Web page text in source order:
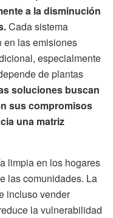
a la disminución
Cada sistema
en las emisiones
especialmente
de plantas
soluciones buscan
sus compromisos
una matriz
limpia en los hogares
las comunidades. La
incluso vender
la vulnerabilidad